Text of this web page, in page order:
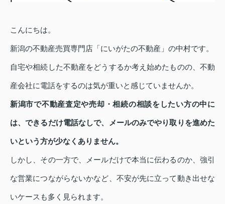
こんにちは。
新潟の不動産売買専門店「にいがたの不動産」の中村です。
自宅や相続した不動産をどうするか考え始めたものの、不動
産会社に電話をするのは気が重いと感じていませんか。
新潟市で不動産査定や売却・相続の相談をしたい方の中に
は、できるだけ電話なしで、メールのみでやり取りを進めた
いという方が少なくありません。
しかし、その一方で、メールだけで本当に伝わるのか、強引
な営業につながらないかなど、不安が先に立って動き出せな
いケースも多く見られます。